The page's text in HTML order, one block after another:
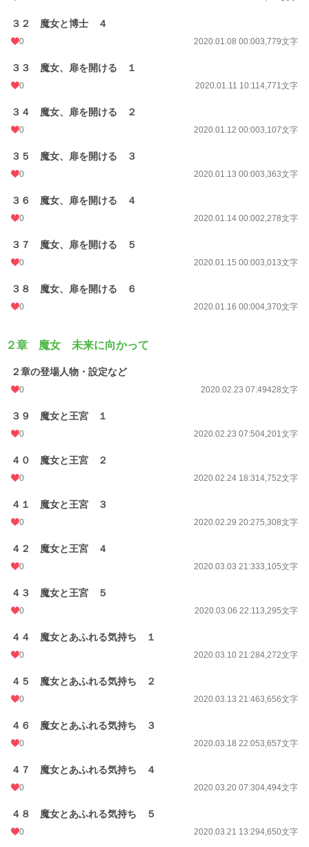
３２ 魔女と博士 ４
0 2020.01.08 00:003,779文字
３３ 魔女、扉を開ける １
0 2020.01.11 10:114,771文字
３４ 魔女、扉を開ける ２
0 2020.01.12 00:003,107文字
３５ 魔女、扉を開ける ３
0 2020.01.13 00:003,363文字
３６ 魔女、扉を開ける ４
0 2020.01.14 00:002,278文字
３７ 魔女、扉を開ける ５
0 2020.01.15 00:003,013文字
３８ 魔女、扉を開ける ６
0 2020.01.16 00:004,370文字
２章 魔女 未来に向かって
２章の登場人物・設定など
0 2020.02.23 07:49428文字
３９ 魔女と王宮 １
0 2020.02.23 07:504,201文字
４０ 魔女と王宮 ２
0 2020.02.24 18:314,752文字
４１ 魔女と王宮 ３
0 2020.02.29 20:275,308文字
４２ 魔女と王宮 ４
0 2020.03.03 21:333,105文字
４３ 魔女と王宮 ５
0 2020.03.06 22:113,295文字
４４ 魔女とあふれる気持ち １
0 2020.03.10 21:284,272文字
４５ 魔女とあふれる気持ち ２
0 2020.03.13 21:463,656文字
４６ 魔女とあふれる気持ち ３
0 2020.03.18 22:053,657文字
４７ 魔女とあふれる気持ち ４
0 2020.03.20 07:304,494文字
４８ 魔女とあふれる気持ち ５
0 2020.03.21 13:294,650文字